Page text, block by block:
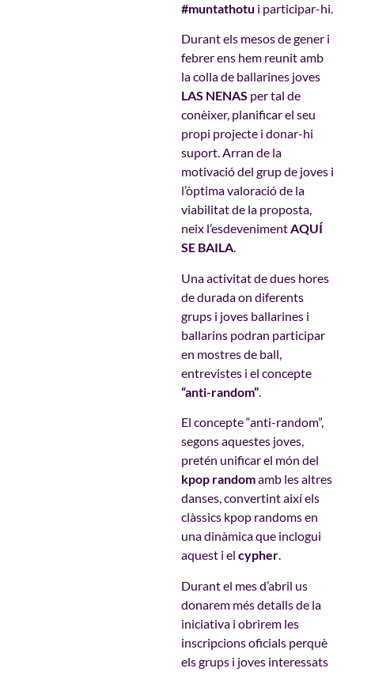
#muntathotu i participar-hi.
Durant els mesos de gener i
febrer ens hem reunit amb
la colla de ballarines joves
LAS NENAS per tal de
conèixer, planificar el seu
propi projecte i donar-hi
suport. Arran de la
motivació del grup de joves i
l’òptima valoració de la
viabilitat de la proposta,
neix l’esdevenimentAQUÍ
SE BAILA.
Una activitat de dues hores
de durada on diferents
grups i joves ballarines i
ballarins podran participar
en mostres de ball,
entrevistes i el concepte
“anti-random”.
El concepte “anti-random”,
segons aquestes joves,
pretén unificar el món del
kpop randomamb les altres
danses, convertint així els
clàssics kpop randoms en
una dinàmica que inclogui
aquest i el cypher.
Durant el mes d’abril us
donarem més detalls de la
iniciativa i obrirem les
inscripcions oficials perquè
els grups i joves interessats